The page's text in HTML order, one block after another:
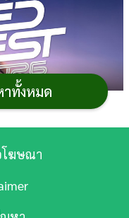
ทั้งหมด
ฆษณา